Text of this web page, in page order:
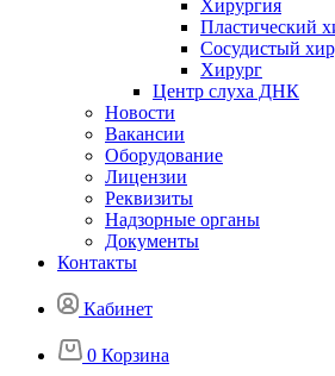
Хирургия
Пластический
Сосудистый
Хирург
Центр слуха ДНК
Новости
Вакансии
Оборудование
Лицензии
Реквизиты
Надзорные органы
Документы
Контакты
Кабинет
0 Корзина